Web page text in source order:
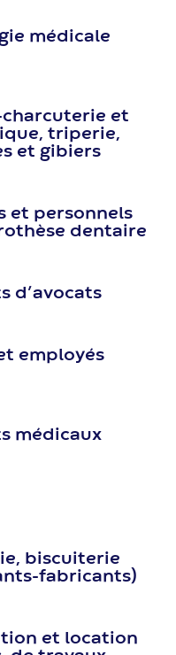
médicale
charcuterie et
triperie,
et gibiers
et personnels
dentaire
d’avocats
employés
médicaux
biscuiterie
fabricants)
et location